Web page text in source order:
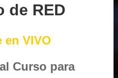
de RED
en VIVO
Curso para